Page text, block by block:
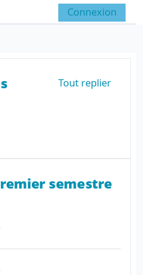
Activer/désactiver la
Connexion
Tout replier
semestre